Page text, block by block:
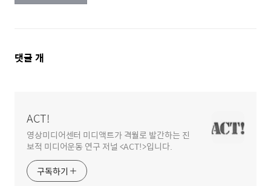
댓
댓글 개
ACT!
영상미디어센터 미디액트가 격월로 발간하는 진
보적 미디어운동 연구 저널 <ACT!>입니다.
구독하기